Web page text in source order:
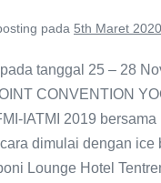
pada 5th Maret 2020
tanggal 25 – 28
CONVENTION
IATMI 2019
dimulai dengan ice
Lounge Hotel